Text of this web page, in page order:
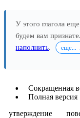
У этого глагола
будем вам
наполнить. еще...
Сокращенная
Полная версия
утверждение